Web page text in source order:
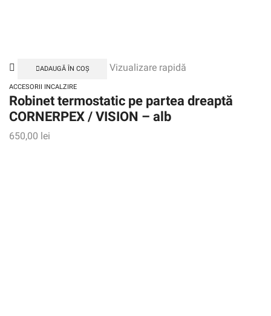
ADAUGĂ ÎN COȘ Vizualizare rapidă
ACCESORII INCALZIRE
Robinet termostatic pe partea dreaptă
CORNERPEX / VISION – alb
650,00 lei